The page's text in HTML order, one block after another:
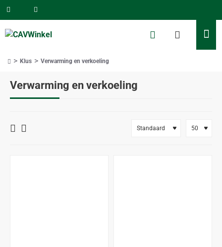
Verwarming en verkoeling
Klus Verwarming en verkoeling